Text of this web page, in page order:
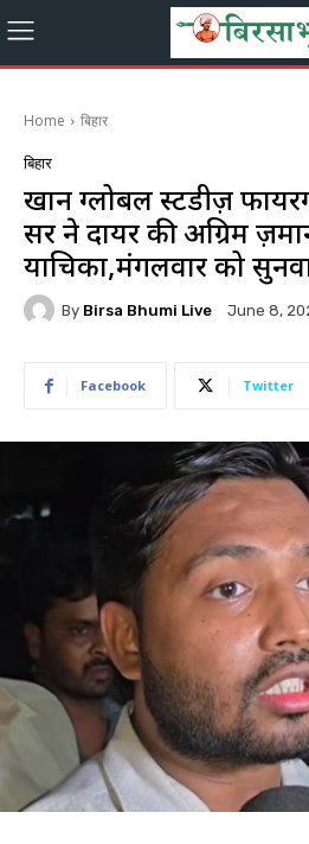
Home बिहार
बिहार
खान ग्लोबल स्टडीज़
सर ने दायर की अग्रिम
याचिका,मंगलवार को
By Birsa Bhumi Live June 8,
Facebook Twitter